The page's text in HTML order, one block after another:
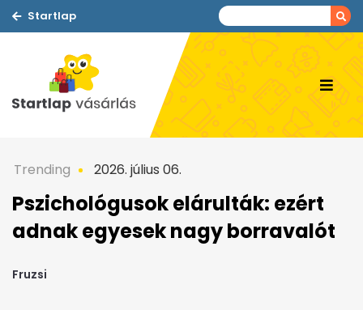
Startlap
Trending 2026. július 06.
Pszichológusok elárulták: ezért
adnak egyesek nagy borravalót
Fruzsi